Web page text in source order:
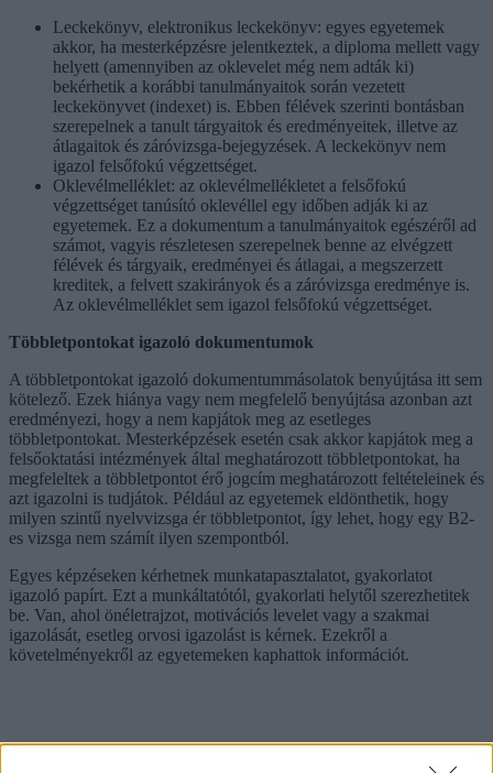
Leckekönyv, elektronikus leckekönyv: egyes egyetemek
akkor, ha mesterképzésre jelentkeztek, a diploma mellett vagy
helyett (amennyiben az oklevelet még nem adták ki)
bekérhetik a korábbi tanulmányaitok során vezetett
leckekönyvet (indexet) is. Ebben félévek szerinti bontásban
szerepelnek a tanult tárgyaitok és eredményeitek, illetve az
átlagaitok és záróvizsga-bejegyzések. A leckekönyv nem
igazol felsőfokú végzettséget.
Oklevélmelléklet: az oklevélmellékletet a felsőfokú
végzettséget tanúsító oklevéllel egy időben adják ki az
egyetemek. Ez a dokumentum a tanulmányaitok egészéről ad
számot, vagyis részletesen szerepelnek benne az elvégzett
félévek és tárgyaik, eredményei és átlagai, a megszerzett
kreditek, a felvett szakirányok és a záróvizsga eredménye is.
Az oklevélmelléklet sem igazol felsőfokú végzettséget.
Többletpontokat igazoló dokumentumok
A többletpontokat igazoló dokumentummásolatok benyújtása itt sem
kötelező. Ezek hiánya vagy nem megfelelő benyújtása azonban azt
eredményezi, hogy a nem kapjátok meg az esetleges
többletpontokat. Mesterképzések esetén csak akkor kapjátok meg a
felsőoktatási intézmények által meghatározott többletpontokat, ha
megfeleltek a többletpontot érő jogcím meghatározott feltételeinek és
azt igazolni is tudjátok. Például az egyetemek eldönthetik, hogy
milyen szintű nyelvvizsga ér többletpontot, így lehet, hogy egy B2-
es vizsga nem számít ilyen szempontból.
Egyes képzéseken kérhetnek munkatapasztalatot, gyakorlatot
igazoló papírt. Ezt a munkáltatótól, gyakorlati helytől szerezhetitek
be. Van, ahol önéletrajzot, motivációs levelet vagy a szakmai
igazolását, esetleg orvosi igazolást is kérnek. Ezekről a
követelményekről az egyetemeken kaphattok információt.